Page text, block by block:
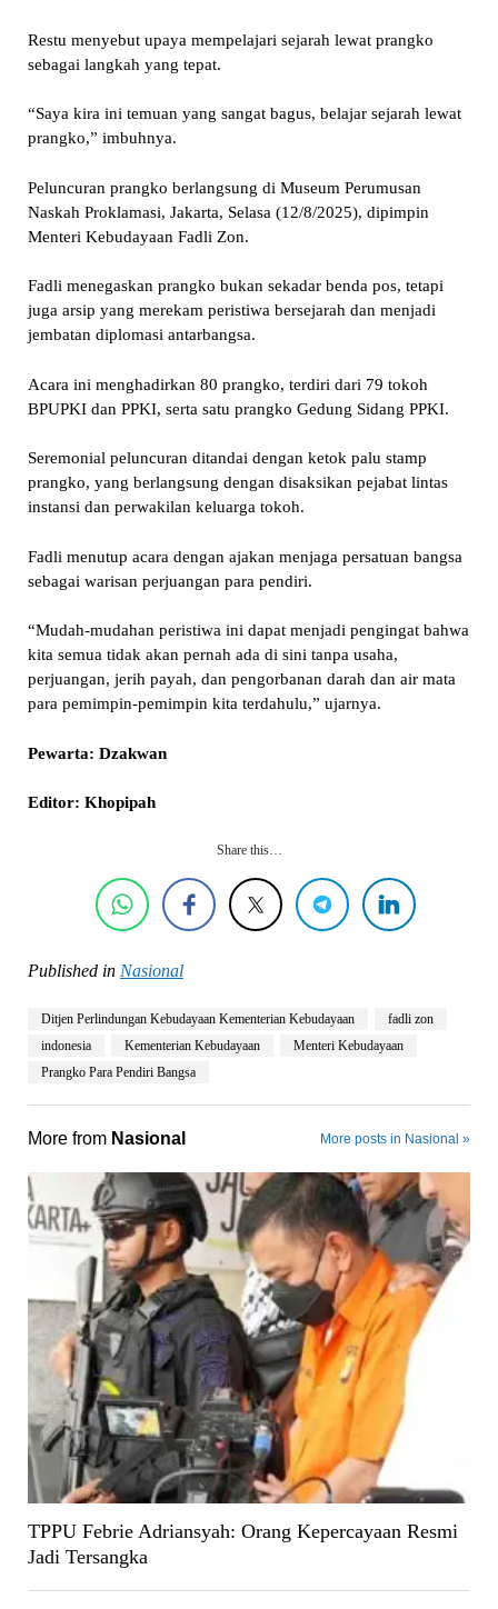
Restu menyebut upaya mempelajari sejarah lewat prangko
sebagai langkah yang tepat.
“Saya kira ini temuan yang sangat bagus, belajar sejarah lewat
prangko,” imbuhnya.
Peluncuran prangko berlangsung di Museum Perumusan
Naskah Proklamasi, Jakarta, Selasa (12/8/2025), dipimpin
Menteri Kebudayaan Fadli Zon.
Fadli menegaskan prangko bukan sekadar benda pos, tetapi
juga arsip yang merekam peristiwa bersejarah dan menjadi
jembatan diplomasi antarbangsa.
Acara ini menghadirkan 80 prangko, terdiri dari 79 tokoh
BPUPKI dan PPKI, serta satu prangko Gedung Sidang PPKI.
Seremonial peluncuran ditandai dengan ketok palu stamp
prangko, yang berlangsung dengan disaksikan pejabat lintas
instansi dan perwakilan keluarga tokoh.
Fadli menutup acara dengan ajakan menjaga persatuan bangsa
sebagai warisan perjuangan para pendiri.
“Mudah-mudahan peristiwa ini dapat menjadi pengingat bahwa
kita semua tidak akan pernah ada di sini tanpa usaha,
perjuangan, jerih payah, dan pengorbanan darah dan air mata
para pemimpin-pemimpin kita terdahulu,” ujarnya.
Pewarta: Dzakwan
Editor: Khopipah
Share this…
Published in Nasional
Ditjen Perlindungan Kebudayaan Kementerian Kebudayaan
fadli zon
indonesia
Kementerian Kebudayaan
Menteri Kebudayaan
Prangko Para Pendiri Bangsa
More from Nasional More posts in Nasional »
TPPU Febrie Adriansyah: Orang Kepercayaan Resmi
Jadi Tersangka